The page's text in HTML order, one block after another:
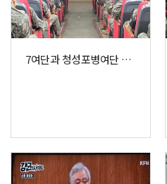
7여단과 청성포병여단 장병 200명 대상 <훈민정음 오해와 진실> 특강